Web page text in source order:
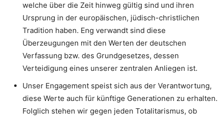
welche über die Zeit hinweg gültig sind und ihren
Ursprung in der europäischen, jüdisch-christlichen
Tradition haben. Eng verwandt sind diese
Überzeugungen mit den Werten der deutschen
Verfassung bzw. des Grundgesetzes, dessen
Verteidigung eines unserer zentralen Anliegen ist.
Unser Engagement speist sich aus der Verantwortung,
diese Werte auch für künftige Generationen zu erhalten.
Folglich stehen wir gegen jeden Totalitarismus, ob